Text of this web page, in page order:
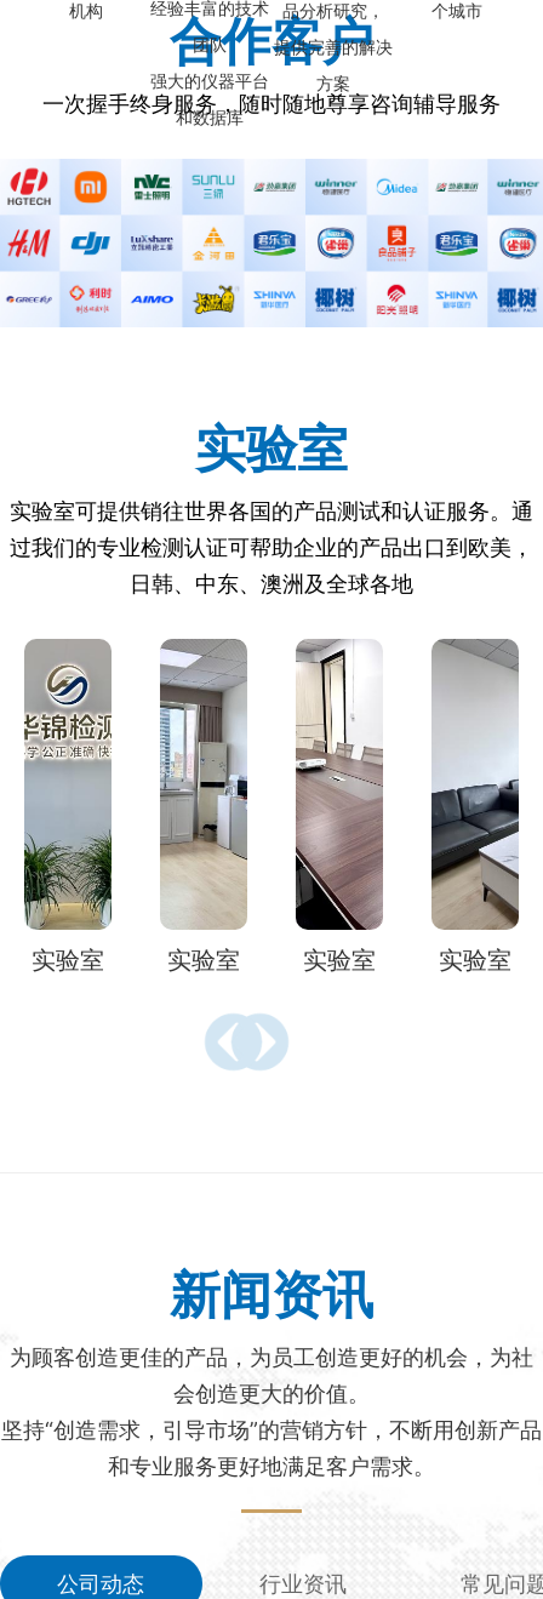
机构
经验丰富的技术
团队
强大的仪器平台
和数据库
品分析研究，
提供完善的解决
方案
个城市
合作客户
一次握手终身服务，随时随地尊享咨询辅导服务
实验室
实验室可提供销往世界各国的产品测试和认证服务。通
过我们的专业检测认证可帮助企业的产品出口到欧美，
日韩、中东、澳洲及全球各地
实验室 实验室 实验室 实验室
新闻资讯
为顾客创造更佳的产品，为员工创造更好的机会，为社
会创造更大的价值。
坚持“创造需求，引导市场”的营销方针，不断用创新产品
和专业服务更好地满足客户需求。
公司动态 行业资讯 常见问